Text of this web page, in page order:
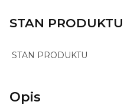
STAN PRODUKTU
STAN PRODUKTU
Opis